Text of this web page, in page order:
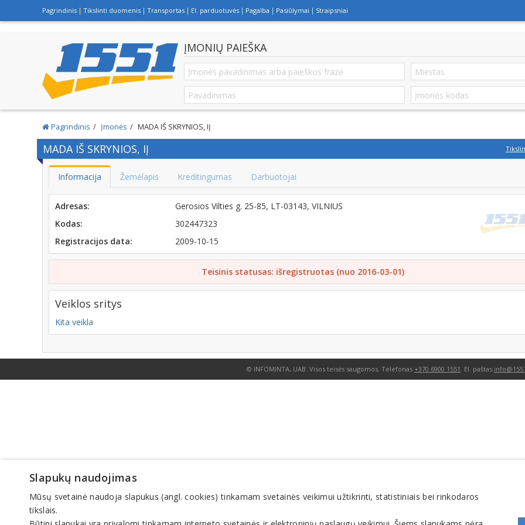
Pagrindinis Tikslinti duomenis Transportas El. parduotuvės Pagalba Pasiūlymai Straipsniai
ĮMONIŲ PAIEŠKA
Pagrindinis Įmonės MADA IŠ SKRYNIOS, IĮ
MADA IŠ SKRYNIOS, IĮ
Informacija Žemėlapis Kreditingumas Darbuotojai
Adresas:
Gerosios Vilties g. 25-85, LT-03143, VILNIUS
Kodas:
302447323
Registracijos data:
2009-10-15
Teisinis statusas: išregistruotas (nuo 2016-03-01)
Veiklos sritys
Kita veikla
© INFOMINTA, UAB. Visos teisės saugomos. Telefonas +370 6900 1551 . El. paštas
Slapukų naudojimas
Mūsų svetainė naudoja slapukus (angl. cookies) tinkamam svetainės veikimui užtikrinti, statistiniais bei rinkodaros
tikslais.